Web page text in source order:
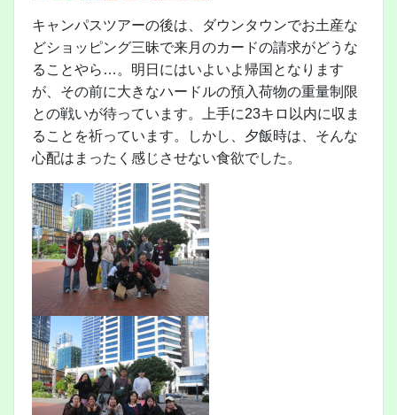
キャンパスツアーの後は、ダウンタウンでお土産な
どショッピング三昧で来月のカードの請求がどうな
ることやら…。明日にはいよいよ帰国となります
が、その前に大きなハードルの預入荷物の重量制限
との戦いが待っています。上手に23キロ以内に収ま
ることを祈っています。しかし、夕飯時は、そんな
心配はまったく感じさせない食欲でした。